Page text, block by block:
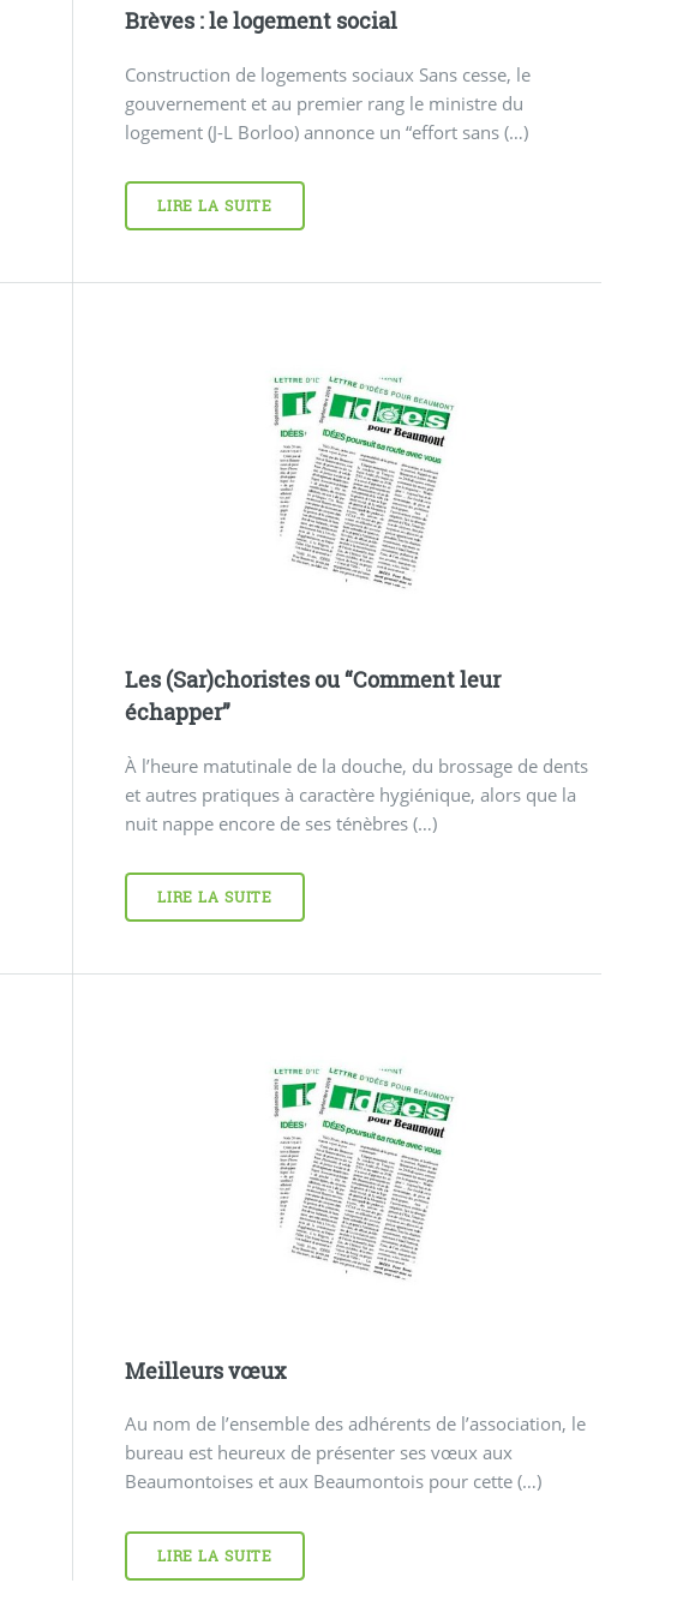
Brèves : le logement social
Construction de logements sociaux Sans cesse, le
gouvernement et au premier rang le ministre du
logement (J-L Borloo) annonce un “effort sans (…)
LIRE LA SUITE
Les (Sar)choristes ou “Comment leur
échapper”
À l’heure matutinale de la douche, du brossage de dents
et autres pratiques à caractère hygiénique, alors que la
nuit nappe encore de ses ténèbres (…)
LIRE LA SUITE
Meilleurs vœux
Au nom de l’ensemble des adhérents de l’association, le
bureau est heureux de présenter ses vœux aux
Beaumontoises et aux Beaumontois pour cette (…)
LIRE LA SUITE